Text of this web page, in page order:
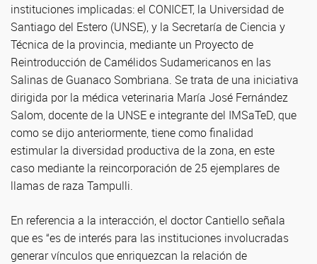
instituciones implicadas: el CONICET, la Universidad de
Santiago del Estero (UNSE), y la Secretaría de Ciencia y
Técnica de la provincia, mediante un Proyecto de
Reintroducción de Camélidos Sudamericanos en las
Salinas de Guanaco Sombriana. Se trata de una iniciativa
dirigida por la médica veterinaria María José Fernández
Salom, docente de la UNSE e integrante del IMSaTeD, que
como se dijo anteriormente, tiene como finalidad
estimular la diversidad productiva de la zona, en este
caso mediante la reincorporación de 25 ejemplares de
llamas de raza Tampulli.
En referencia a la interacción, el doctor Cantiello señala
que es “es de interés para las instituciones involucradas
generar vínculos que enriquezcan la relación de